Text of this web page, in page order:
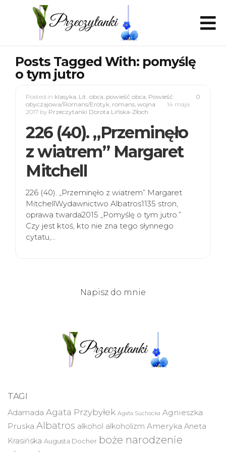
Posts Tagged With: pomyślę
o tym jutro
0
Posted in klasyka, Lit. obca, powieść obca, Powieść
obyczajowa/Romans/Erotyk, romans, wojna
14 maja
2017 by Przeczytanki Dorota Lińska-Złoch
226 (40). „Przeminęło
z wiatrem” Margaret
Mitchell
226 (40). „Przeminęło z wiatrem” Margaret
MitchellWydawnictwo Albatros1135 stron,
oprawa twarda2015 „Pomyślę o tym jutro.”
Czy jest ktoś, kto nie zna tego słynnego
cytatu,…
Napisz do mnie
TAGI
Adamada Agata Przybyłek Agata Suchocka Agnieszka
Pruska Albatros alkohol alkoholizm Ameryka Aneta
Krasińska Augusta Docher boże narodzenie